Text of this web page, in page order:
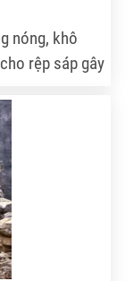
nóng, khô
rệp sáp gây
các huyện Ea
rệp sáp đã
trở lên.